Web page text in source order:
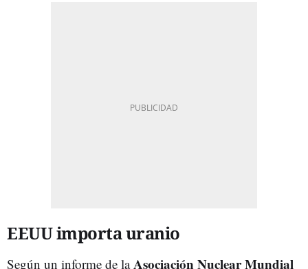
EEUU importa uranio
Según un informe de laAsociación Nuclear Mundial